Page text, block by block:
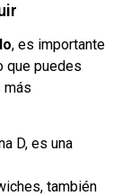
, es importante
que puedes
más
D, es una
también